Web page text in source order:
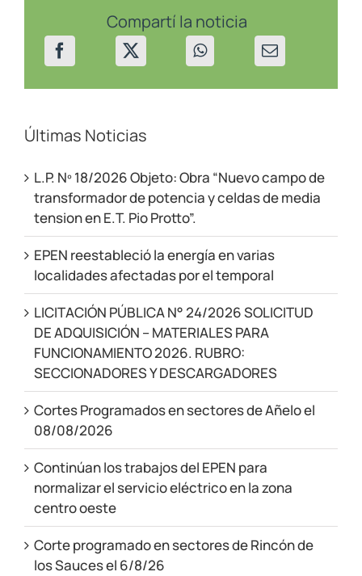
Compartí la noticia
Últimas Noticias
L.P. Nº 18/2026 Objeto: Obra “Nuevo campo de
transformador de potencia y celdas de media
tension en E.T. Pio Protto”.
EPEN reestableció la energía en varias
localidades afectadas por el temporal
LICITACIÓN PÚBLICA N° 24/2026 SOLICITUD
DE ADQUISICIÓN – MATERIALES PARA
FUNCIONAMIENTO 2026. RUBRO:
SECCIONADORES Y DESCARGADORES
Cortes Programados en sectores de Añelo el
08/08/2026
Continúan los trabajos del EPEN para
normalizar el servicio eléctrico en la zona
centro oeste
Corte programado en sectores de Rincón de
los Sauces el 6/8/26